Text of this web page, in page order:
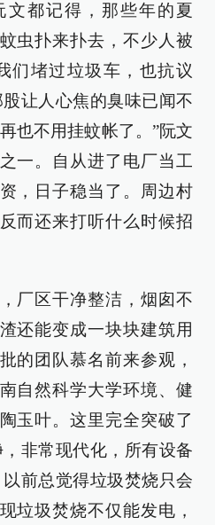
都记得，那些年的夏
虫扑来扑去，不少人被
们堵过垃圾车，也抗议
让人心焦的臭味已闻不
也不用挂蚊帐了。”阮文
一。自从进了电厂当工
，日子稳当了。周边村
而还来打听什么时候招
厂区干净整洁，烟囱不
还能变成一块块建筑用
的团队慕名前来参观，
自然科学大学环境、健
玉叶。这里完全突破了
非常现代化，所有设备
前总觉得垃圾焚烧只会
垃圾焚烧不仅能发电，